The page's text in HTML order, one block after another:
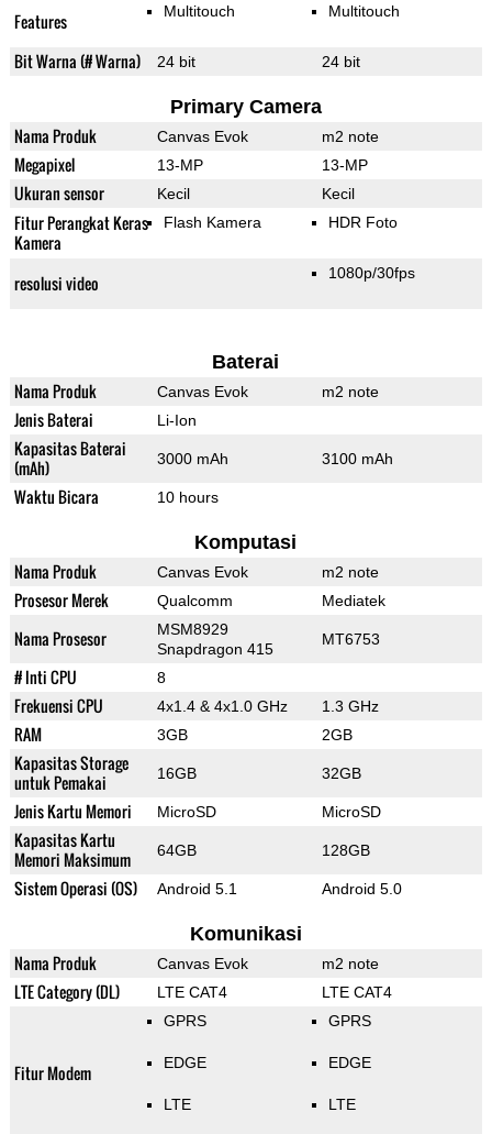
Features Multitouch Multitouch
Bit Warna (# Warna) 24 bit 24 bit
Primary Camera
Nama Produk Canvas Evok m2 note
Megapixel 13-MP 13-MP
Ukuran sensor Kecil Kecil
Fitur Perangkat Keras
Kamera
Flash Kamera HDR Foto
resolusi video 1080p/30fps
Baterai
Nama Produk Canvas Evok m2 note
Jenis Baterai Li-Ion
Kapasitas Baterai
(mAh)
3000 mAh 3100 mAh
Waktu Bicara 10 hours
Komputasi
Nama Produk Canvas Evok m2 note
Prosesor Merek Qualcomm Mediatek
Nama Prosesor
MSM8929
Snapdragon 415
MT6753
# Inti CPU 8
Frekuensi CPU 4x1.4 & 4x1.0 GHz 1.3 GHz
RAM 3GB 2GB
Kapasitas Storage
untuk Pemakai
16GB 32GB
Jenis Kartu Memori MicroSD MicroSD
Kapasitas Kartu
Memori Maksimum
64GB 128GB
Sistem Operasi (OS) Android 5.1 Android 5.0
Komunikasi
Nama Produk Canvas Evok m2 note
LTE Category (DL) LTE CAT4 LTE CAT4
Fitur Modem
GPRS
EDGE
LTE
GPRS
EDGE
LTE